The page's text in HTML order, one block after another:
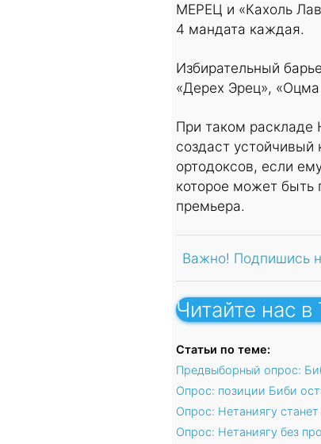
МЕРЕЦ и «Кахоль
4 мандата каждая.
Избирательный
«Дерех Эрец», «Оцма
При таком раскладе
создаст
ортодоксов, если
которое может быть
премьера.
Важно! Подпишись
Читайте нас
Статьи по теме:
Предвыборный опрос:
Опрос: позиции Биби
Опрос: Нетаниягу
Опрос: Нетаниягу без